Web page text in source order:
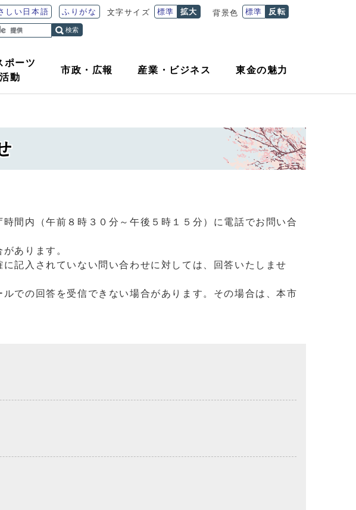
しい日本語 ふりがな 文字サイズ 標準 拡大 背景色 標準 反転
検索
ポーツ
動
市政 ・ 広報 産業 ・ ビジネス 東金の魅力
間内（午前８時３０分～午後５時１５分）に電話でお問い合
あります。
記入されていない問い合わせに対しては、回答いたしませ
での回答を受信できない場合があります。その場合は、本市